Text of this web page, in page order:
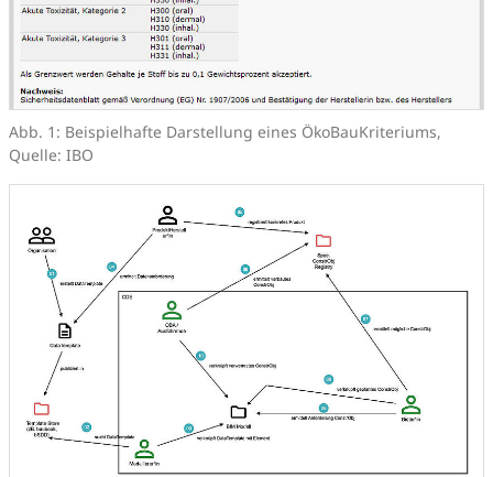
Abb. 1: Beispielhafte Darstellung eines ÖkoBauKriteriums,
Quelle: IBO